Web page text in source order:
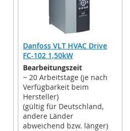
Danfoss VLT HVAC Drive
FC-102 1,50kW
Bearbeitungszeit
~ 20 Arbeitstage (je nach
Verfügbarkeit beim
Hersteller)
(gültig für Deutschland,
andere Länder
abweichend bzw. länger)